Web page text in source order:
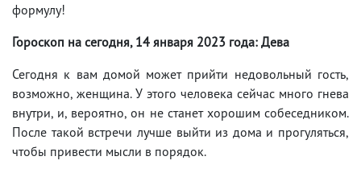
формулу!
Гороскоп на сегодня, 14 января 2023 года: Дева
Сегодня к вам домой может прийти недовольный гость,
возможно, женщина. У этого человека сейчас много гнева
внутри, и, вероятно, он не станет хорошим собеседником.
После такой встречи лучше выйти из дома и прогуляться,
чтобы привести мысли в порядок.